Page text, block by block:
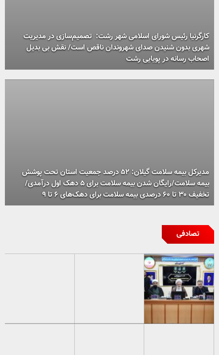
کارگرنیا رئیس شورای اسلامی شهر رشت: تصمیم‌سازی در مدیریت
شهری بدون شنیدن صدای شهروندان ناقص است/ نقش بی بدیل
اصحاب رسانه در پویایی رشت
مدیرکل بیمه سلامت گیلان: ۵۲ درصد جمعیت استان تحت پوشش
بیمه سلامت/رایگان شدن بیمه سلامت برای ۵ دهک اول درآمدی/
تخفیف ۳۰ تا ۶۰ درصدی بیمه سلامت برای دهک‌های ۶ تا ۹
تصادفی